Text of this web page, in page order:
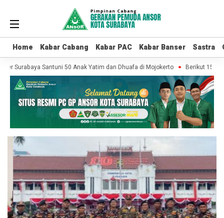
Home Kabar Cabang Kabar PAC Kabar Banser Sastra
Home Kabar Cabang Kabar PAC Kabar Banser Sastra
Surabaya Santuni 50 Anak Yatim dan Dhuafa di Mojokerto Berikut 15 Titik